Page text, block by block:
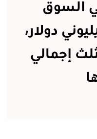
السوق
دولار،
إجمالي